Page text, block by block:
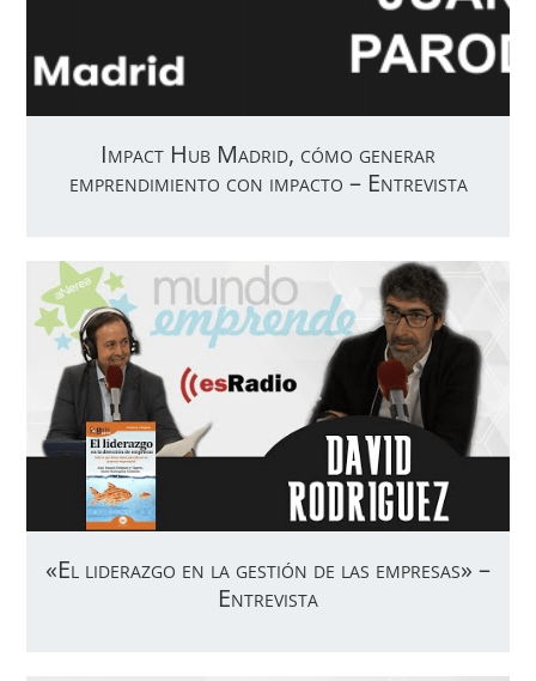
Impact Hub Madrid, cómo generar
emprendimiento con impacto – Entrevista
«El liderazgo en la gestión de las empresas» –
Entrevista